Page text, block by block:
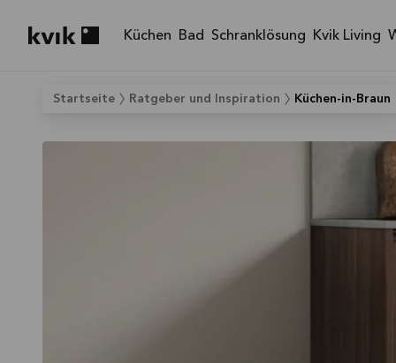
Küchen Bad Schranklösung Kvik Living
Startseite Ratgeber und Inspiration Küchen-in-Braun